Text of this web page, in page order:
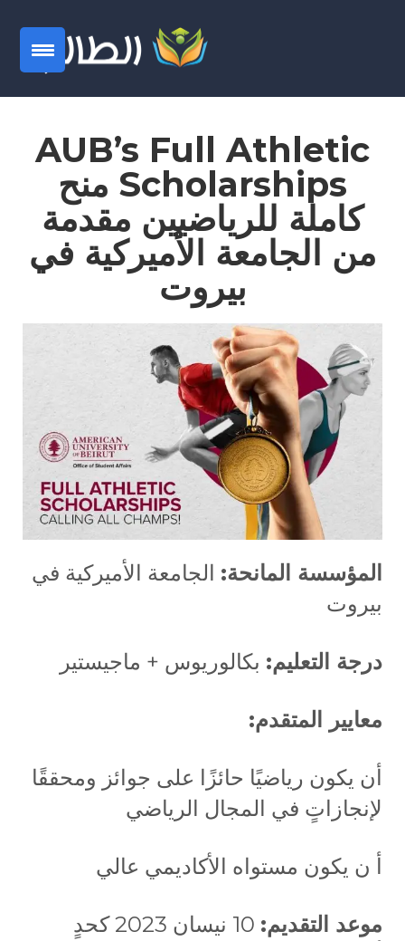
AUB’s Full Athletic
Scholarships منح
كاملة للرياضيين مقدمة
من الجامعة الأميركية في
بيروت
المؤسسة المانحة: الجامعة الأميركية في
بيروت
درجة التعليم: بكالوريوس + ماجيستير
معايير المتقدم:
أن يكون رياضيًا حائزًا على جوائز ومحققًا
لإنجازاتٍ في المجال الرياضي
أ ن يكون مستواه الأكاديمي عالي
موعد التقديم:
10 نيسان 2023 كحدٍ